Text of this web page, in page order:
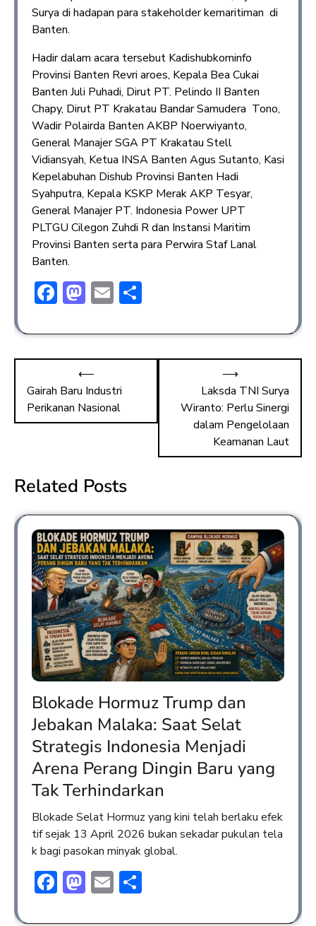
Surya di hadapan para stakeholder kemaritiman di
Banten.
Hadir dalam acara tersebut Kadishubkominfo
Provinsi Banten Revri aroes, Kepala Bea Cukai
Banten Juli Puhadi, Dirut PT. Pelindo II Banten
Chapy, Dirut PT Krakatau Bandar Samudera Tono,
Wadir Polairda Banten AKBP Noerwiyanto,
General Manajer SGA PT Krakatau Stell
Vidiansyah, Ketua INSA Banten Agus Sutanto, Kasi
Kepelabuhan Dishub Provinsi Banten Hadi
Syahputra, Kepala KSKP Merak AKP Tesyar,
General Manajer PT. Indonesia Power UPT
PLTGU Cilegon Zuhdi R dan Instansi Maritim
Provinsi Banten serta para Perwira Staf Lanal
Banten.
F
e
b
o
ok
M
st
o
d
o
n
E
ai
l
ar
e
⟵
Gairah Baru Industri
Perikanan Nasional
Laksda TNI Surya
Wiranto: Perlu Sinergi
dalam Pengelolaan
Keamanan Laut
⟶
Related Posts
Blokade Hormuz Trump dan
Jebakan Malaka: Saat Selat
Strategis Indonesia Menjadi
Arena Perang Dingin Baru yang
Tak Terhindarkan
Blokade Selat Hormuz yang kini telah berlaku efek
tif sejak 13 April 2026 bukan sekadar pukulan tela
k bagi pasokan minyak global.
Facebook
Mastodon
Email